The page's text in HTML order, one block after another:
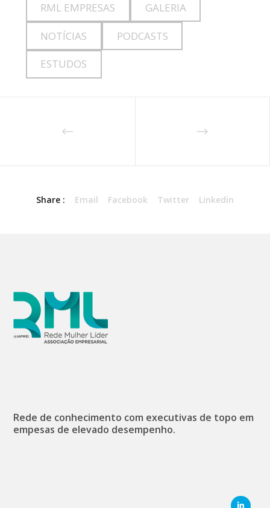
RML EMPRESAS GALERIA
NOTÍCIAS PODCASTS
ESTUDOS
Share : Email Facebook Twitter Linkedin
Rede de conhecimento com executivas de topo em
empesas de elevado desempenho.